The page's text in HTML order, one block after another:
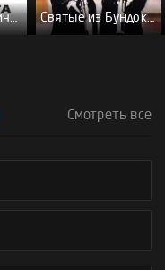
Цельнометаллическая оболочка - (Перевод Гоблина) Святые из Бундока \ Святые из трущоб - (Перевод Гоблина)
Смотреть все